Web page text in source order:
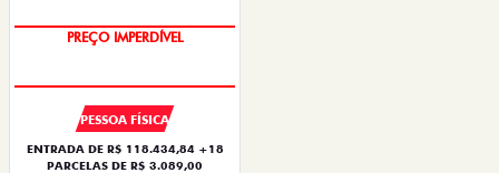
PREÇO IMPERDÍVEL
PESSOA FÍSICA
ENTRADA DE R$ 118.434,84 +18
PARCELAS DE R$ 3.089,00